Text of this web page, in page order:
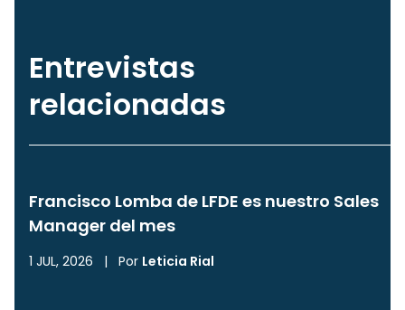
Entrevistas
relacionadas
Francisco Lomba de LFDE es nuestro Sales
Manager del mes
1 JUL, 2026 | Por Leticia Rial